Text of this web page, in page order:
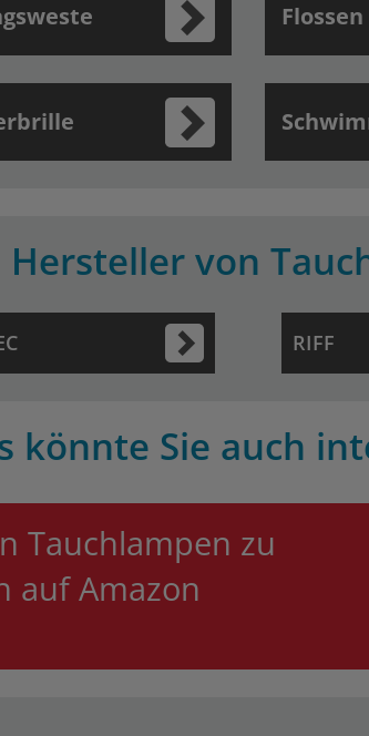
Flossen
Hersteller von
RIFF
könnte Sie auch
Tauchlampen zu
auf Amazon